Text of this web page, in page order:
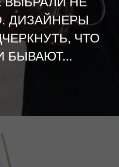
ДИЗАЙНЕРЫ
ЧТО
БЫВАЮТ...